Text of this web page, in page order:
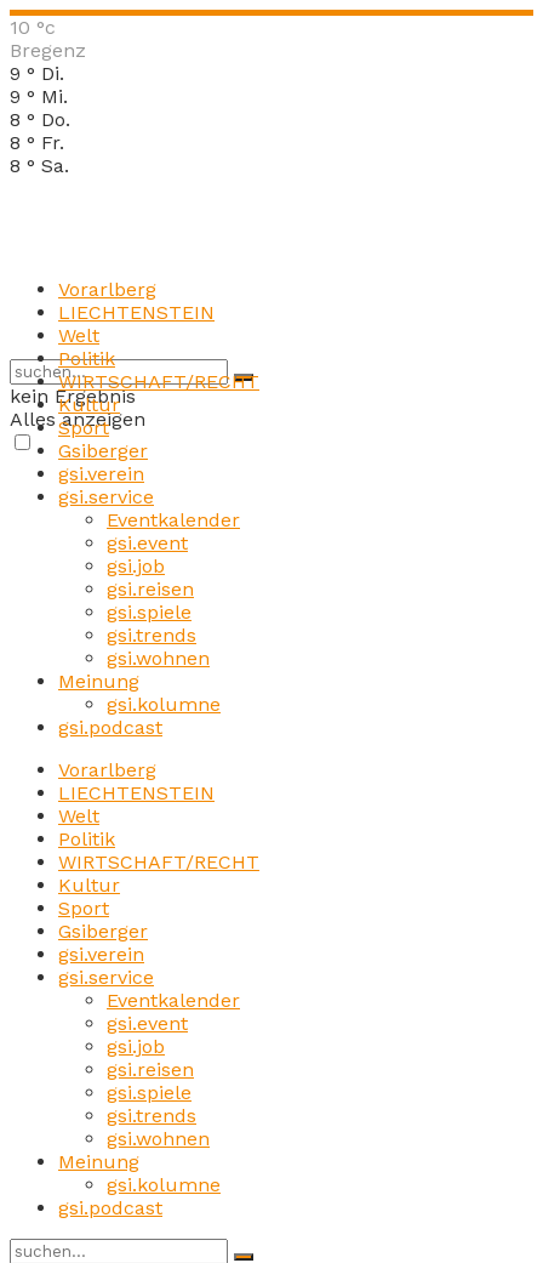
10 °c
Bregenz
9 ° Di.
9 ° Mi.
8 ° Do.
8 ° Fr.
8 ° Sa.
kein Ergebnis
Alles anzeigen
Vorarlberg
LIECHTENSTEIN
Welt
Politik
WIRTSCHAFT/RECHT
Kultur
Sport
Gsiberger
gsi.verein
gsi.service
Eventkalender
gsi.event
gsi.job
gsi.reisen
gsi.spiele
gsi.trends
gsi.wohnen
Meinung
gsi.kolumne
gsi.podcast
Vorarlberg
LIECHTENSTEIN
Welt
Politik
WIRTSCHAFT/RECHT
Kultur
Sport
Gsiberger
gsi.verein
gsi.service
Eventkalender
gsi.event
gsi.job
gsi.reisen
gsi.spiele
gsi.trends
gsi.wohnen
Meinung
gsi.kolumne
gsi.podcast